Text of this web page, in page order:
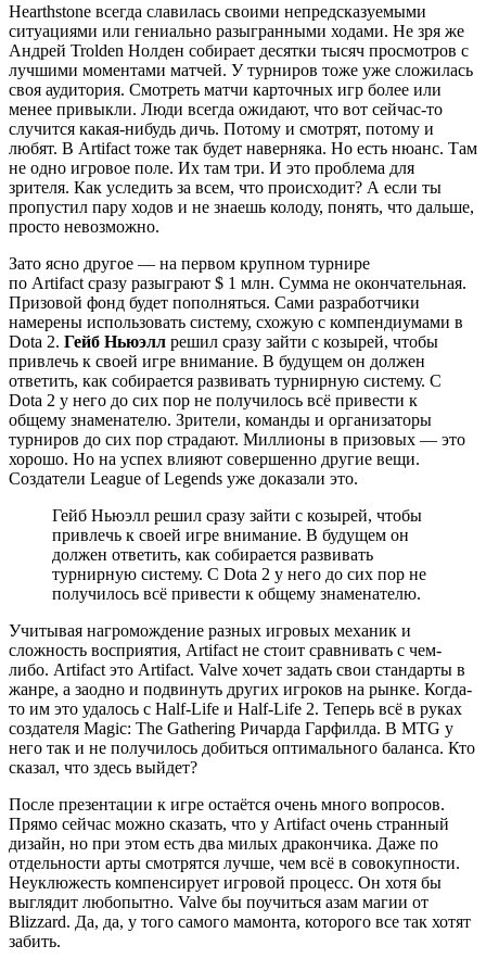
Hearthstone всегда славилась своими непредсказуемыми
ситуациями или гениально разыгранными ходами. Не зря же
Андрей Trolden Нолден собирает десятки тысяч просмотров с
лучшими моментами матчей. У турниров тоже уже сложилась
своя аудитория. Смотреть матчи карточных игр более или
менее привыкли. Люди всегда ожидают, что вот сейчас-то
случится какая-нибудь дичь. Потому и смотрят, потому и
любят. В Artifact тоже так будет наверняка. Но есть нюанс. Там
не одно игровое поле. Их там три. И это проблема для
зрителя. Как уследить за всем, что происходит? А если ты
пропустил пару ходов и не знаешь колоду, понять, что дальше,
просто невозможно.
Зато ясно другое — на первом крупном турнире
по Artifact сразу разыграют $ 1 млн. Сумма не окончательная.
Призовой фонд будет пополняться. Сами разработчики
намерены использовать систему, схожую с компендиумами в
Dota 2. Гейб Ньюэлл решил сразу зайти с козырей, чтобы
привлечь к своей игре внимание. В будущем он должен
ответить, как собирается развивать турнирную систему. С
Dota 2 у него до сих пор не получилось всё привести к
общему знаменателю. Зрители, команды и организаторы
турниров до сих пор страдают. Миллионы в призовых — это
хорошо. Но на успех влияют совершенно другие вещи.
Создатели League of Legends уже доказали это.
Гейб Ньюэлл решил сразу зайти с козырей, чтобы
привлечь к своей игре внимание. В будущем он
должен ответить, как собирается развивать
турнирную систему. С Dota 2 у него до сих пор не
получилось всё привести к общему знаменателю.
Учитывая нагромождение разных игровых механик и
сложность восприятия, Artifact не стоит сравнивать с чем-
либо. Artifact это Artifact. Valve хочет задать свои стандарты в
жанре, а заодно и подвинуть других игроков на рынке. Когда-
то им это удалось с Half-Life и Half-Life 2. Теперь всё в руках
создателя Magic: The Gathering Ричарда Гарфилда. В MTG у
него так и не получилось добиться оптимального баланса. Кто
сказал, что здесь выйдет?
После презентации к игре остаётся очень много вопросов.
Прямо сейчас можно сказать, что у Artifact очень странный
дизайн, но при этом есть два милых дракончика. Даже по
отдельности арты смотрятся лучше, чем всё в совокупности.
Неуклюжесть компенсирует игровой процесс. Он хотя бы
выглядит любопытно. Valve бы поучиться азам магии от
Blizzard. Да, да, у того самого мамонта, которого все так хотят
забить.